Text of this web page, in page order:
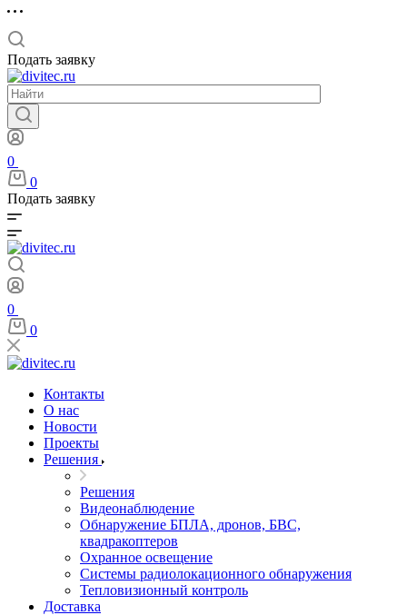
Подать заявку
0
0
Подать заявку
0
0
Контакты
О нас
Новости
Проекты
Решения
Решения
Видеонаблюдение
Обнаружение БПЛА, дронов, БВС,
квадракоптеров
Охранное освещение
Системы радиолокационного обнаружения
Тепловизионный контроль
Доставка